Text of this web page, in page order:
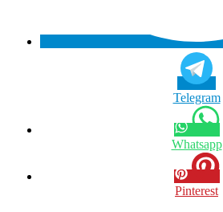
Telegram
Whatsapp
Pinterest